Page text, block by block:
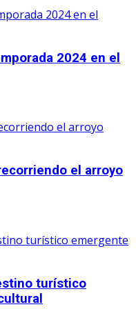
2024 en el
el arroyo
turístico